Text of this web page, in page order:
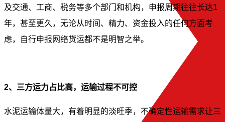
及交通、工商、税务等多个部门和机构，申报周期往往长达1
年，甚至更久，无论从时间、精力、资金投入的任何方面考
虑，自行申报网络货运都不是明智之举。
2、三方运力占比高，运输过程不可控
水泥运输体量大，有着明显的淡旺季，不确定性运输需求让三